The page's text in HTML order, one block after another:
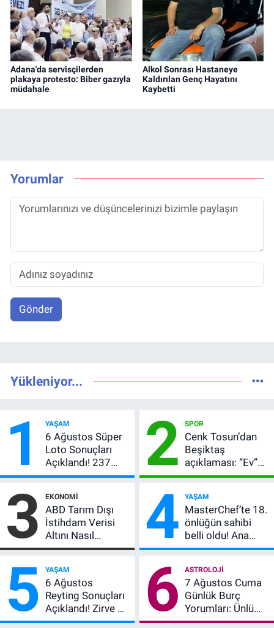
Adana'da servisçilerden
plakaya protesto: Biber gazıyla
müdahale
Alkol Sonrası Hastaneye
Kaldırılan Genç Hayatını
Kaybetti
Yorumlar
Gönder
Yükleniyor...
1 YAŞAM
6 Ağustos Süper
Loto Sonuçları
Açıklandı! 237
Milyon TL’lik
2 SPOR
Cenk Tosun’dan
Beşiktaş
açıklaması: “Ev”
dedi, asıl mesajı
verdi
3 EKONOMI
ABD Tarım Dışı
İstihdam Verisi
Altını Nasıl
Etkiler? Çok Basit
4 YAŞAM
MasterChef’te 18.
önlüğün sahibi
belli oldu! Ana
kadroya giren
oldu?
5 YAŞAM
6 Ağustos
Reyting Sonuçları
Açıklandı! Zirve El
Değiştirdi:
6 ASTROLOJI
7 Ağustos Cuma
Günlük Burç
Yorumları: Ünlü
Astrologlara Göre